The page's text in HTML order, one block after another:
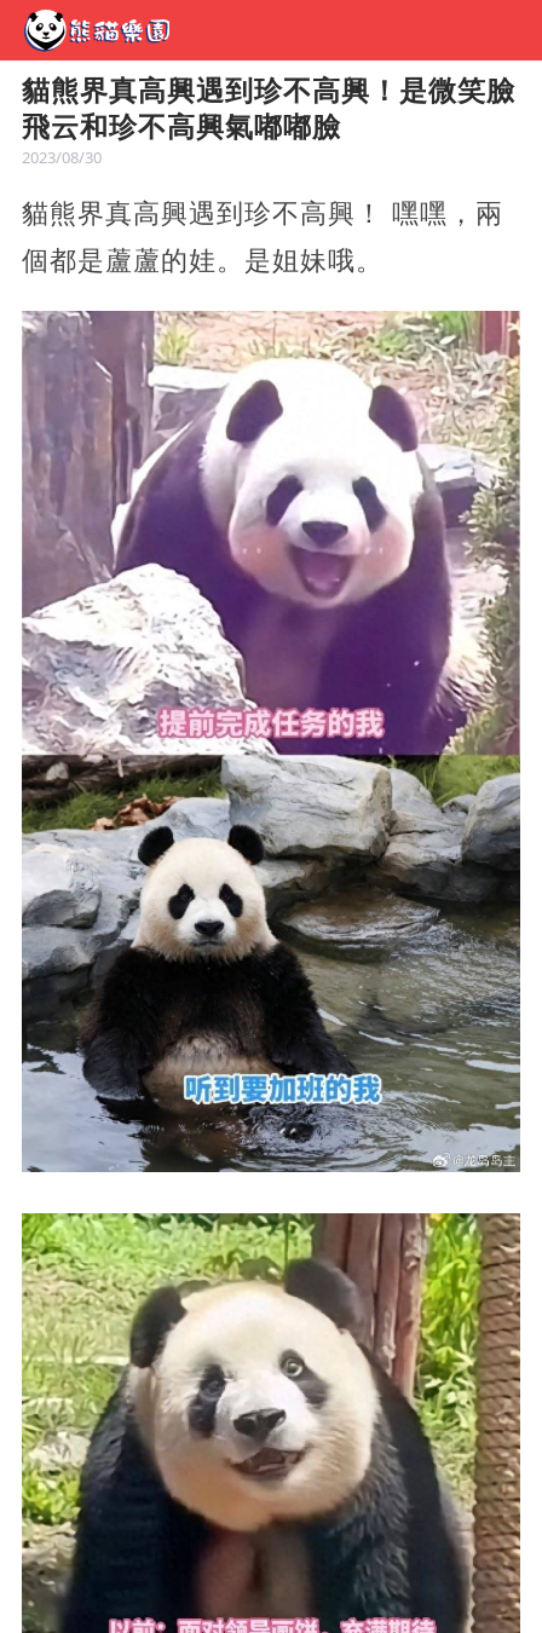
貓熊界真高興遇到珍不高興！是​​微笑臉
飛云和珍不高興氣嘟嘟臉
2023/08/30
貓熊界真高興遇到珍不高興！ ​嘿嘿，兩
個都是蘆蘆的娃。是姐妹哦。